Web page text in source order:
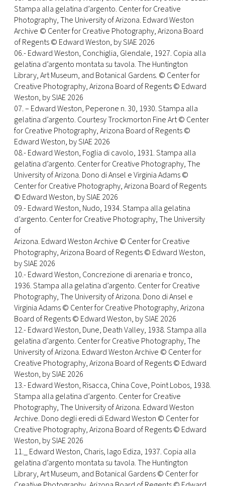
Stampa alla gelatina d’argento. Center for Creative
Photography, The University of Arizona. Edward Weston
Archive © Center for Creative Photography, Arizona Board
of Regents © Edward Weston, by SIAE 2026
06.- Edward Weston, Conchiglia, Glendale, 1927. Copia alla
gelatina d’argento montata su tavola. The Huntington
Library, Art Museum, and Botanical Gardens. © Center for
Creative Photography, Arizona Board of Regents © Edward
Weston, by SIAE 2026
07. – Edward Weston, Peperone n. 30, 1930. Stampa alla
gelatina d’argento. Courtesy Trockmorton Fine Art © Center
for Creative Photography, Arizona Board of Regents ©
Edward Weston, by SIAE 2026
08.- Edward Weston, Foglia di cavolo, 1931. Stampa alla
gelatina d’argento. Center for Creative Photography, The
University of Arizona. Dono di Ansel e Virginia Adams ©
Center for Creative Photography, Arizona Board of Regents
© Edward Weston, by SIAE 2026
09.- Edward Weston, Nudo, 1934. Stampa alla gelatina
d’argento. Center for Creative Photography, The University
of
Arizona. Edward Weston Archive © Center for Creative
Photography, Arizona Board of Regents © Edward Weston,
by SIAE 2026
10.- Edward Weston, Concrezione di arenaria e tronco,
1936. Stampa alla gelatina d’argento. Center for Creative
Photography, The University of Arizona. Dono di Ansel e
Virginia Adams © Center for Creative Photography, Arizona
Board of Regents © Edward Weston, by SIAE 2026
12.- Edward Weston, Dune, Death Valley, 1938. Stampa alla
gelatina d’argento. Center for Creative Photography, The
University of Arizona. Edward Weston Archive © Center for
Creative Photography, Arizona Board of Regents © Edward
Weston, by SIAE 2026
13.- Edward Weston, Risacca, China Cove, Point Lobos, 1938.
Stampa alla gelatina d’argento. Center for Creative
Photography, The University of Arizona. Edward Weston
Archive. Dono degli eredi di Edward Weston © Center for
Creative Photography, Arizona Board of Regents © Edward
Weston, by SIAE 2026
11._ Edward Weston, Charis, lago Ediza, 1937. Copia alla
gelatina d’argento montata su tavola. The Huntington
Library, Art Museum, and Botanical Gardens © Center for